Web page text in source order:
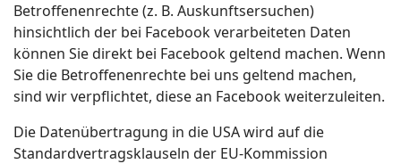
Betroffenenrechte (z. B. Auskunftsersuchen)
hinsichtlich der bei Facebook verarbeiteten Daten
können Sie direkt bei Facebook geltend machen. Wenn
Sie die Betroffenenrechte bei uns geltend machen,
sind wir verpflichtet, diese an Facebook weiterzuleiten.
Die Datenübertragung in die USA wird auf die
Standardvertragsklauseln der EU-Kommission